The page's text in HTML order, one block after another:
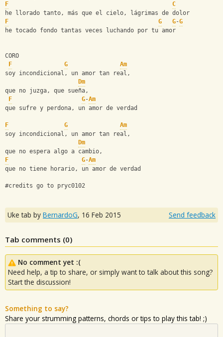
F
C
he llorado tanto, más que el cielo, lágrimas de dolor
F
G G-G
he tocado fondo tantas veces luchando por tu amor
CORO
F
G
Am
soy incondicional, un amor tan real,
Dm
que no juzga, que sueña,
F
G-Am
que sufre y perdona, un amor de verdad
F G
Am
soy incondicional, un amor tan real,
Dm
que no espera algo a cambio,
F
G-Am
que no tiene horario, un amor de verdad
#credits go to pryc0102
Uke tab by BernardoG, 16 Feb 2015 Send feedback
Tab comments (0)
No comment yet :(
Need help, a tip to share, or simply want to talk about this song?
Start the discussion!
Something to say?
Share your strumming patterns, chords or tips to play this tab! ;)